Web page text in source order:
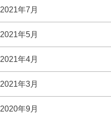
2021年7月
2021年5月
2021年4月
2021年3月
2020年9月